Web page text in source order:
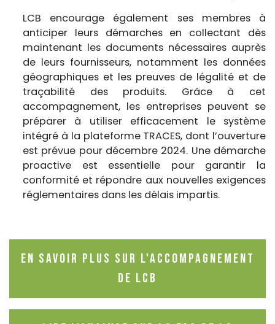
LCB encourage également ses membres à
anticiper leurs démarches en collectant dès
maintenant les documents nécessaires auprès
de leurs fournisseurs, notamment les données
géographiques et les preuves de légalité et de
traçabilité des produits. Grâce à cet
accompagnement, les entreprises peuvent se
préparer à utiliser efficacement le système
intégré à la plateforme TRACES, dont l’ouverture
est prévue pour décembre 2024. Une démarche
proactive est essentielle pour garantir la
conformité et répondre aux nouvelles exigences
réglementaires dans les délais impartis.
En savoir plus sur l'accompagnement
de LCB